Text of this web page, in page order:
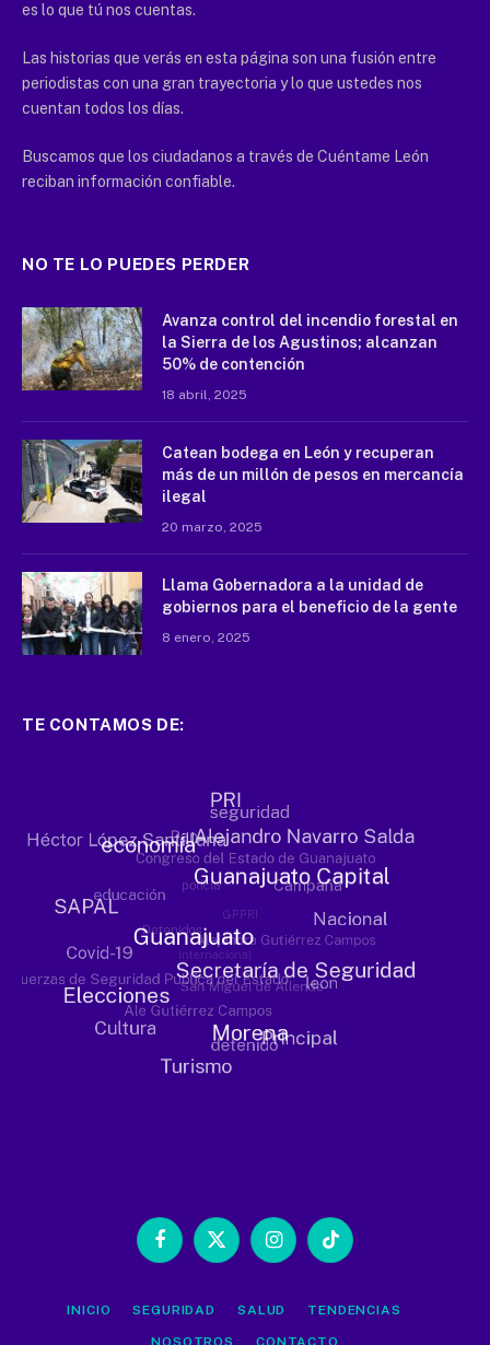
es lo que tú nos cuentas.
Las historias que verás en esta página son una fusión entre
periodistas con una gran trayectoria y lo que ustedes nos
cuentan todos los días.
Buscamos que los ciudadanos a través de Cuéntame León
reciban información confiable.
NO TE LO PUEDES PERDER
Avanza control del incendio forestal en
la Sierra de los Agustinos; alcanzan
50% de contención
18 abril, 2025
Catean bodega en León y recuperan
más de un millón de pesos en mercancía
ilegal
20 marzo, 2025
Llama Gobernadora a la unidad de
gobiernos para el beneficio de la gente
8 enero, 2025
TE CONTAMOS DE:
Facebook
X
InstagramTikTok
INICIO SEGURIDAD SALUD TENDENCIAS